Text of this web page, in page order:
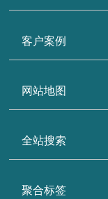
客户案例
网站地图
全站搜索
聚合标签